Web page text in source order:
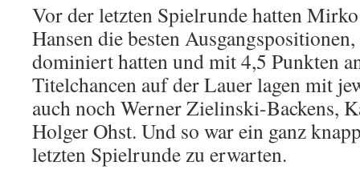
Vor der letzten Spielrunde hatten
Hansen die besten
dominiert hatten und mit 4,5 Punkten
Titelchancen auf der Lauer lagen mit
auch noch Werner Zielinski-Backens,
Holger Ohst. Und so war ein ganz
letzten Spielrunde zu erwarten.